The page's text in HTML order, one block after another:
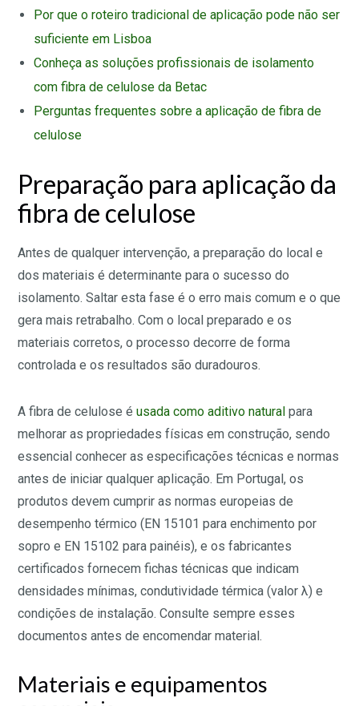
Por que o roteiro tradicional de aplicação pode não ser
suficiente em Lisboa
Conheça as soluções profissionais de isolamento
com fibra de celulose da Betac
Perguntas frequentes sobre a aplicação de fibra de
celulose
Preparação para aplicação da
fibra de celulose
Antes de qualquer intervenção, a preparação do local e
dos materiais é determinante para o sucesso do
isolamento. Saltar esta fase é o erro mais comum e o que
gera mais retrabalho. Com o local preparado e os
materiais corretos, o processo decorre de forma
controlada e os resultados são duradouros.
A fibra de celulose éusada como aditivo natural para
melhorar as propriedades físicas em construção, sendo
essencial conhecer as especificações técnicas e normas
antes de iniciar qualquer aplicação. Em Portugal, os
produtos devem cumprir as normas europeias de
desempenho térmico (EN 15101 para enchimento por
sopro e EN 15102 para painéis), e os fabricantes
certificados fornecem fichas técnicas que indicam
densidades mínimas, condutividade térmica (valor λ) e
condições de instalação. Consulte sempre esses
documentos antes de encomendar material.
Materiais e equipamentos